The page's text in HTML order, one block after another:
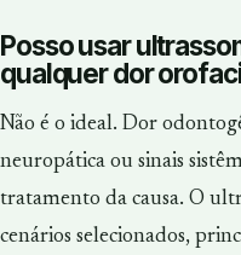
Posso usar
qualquer dor
Não é o ideal. Dor
neuropática ou sinais
tratamento da causa. O
cenários selecionados,